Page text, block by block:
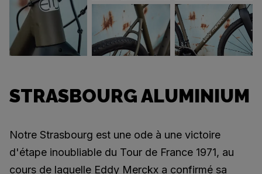
STRASBOURG ALUMINIUM
Notre Strasbourg est une ode à une victoire
d'étape inoubliable du Tour de France 1971, au
cours de laquelle Eddy Merckx a confirmé sa